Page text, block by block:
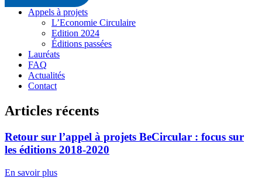
Appels à projets
L’Economie Circulaire
Edition 2024
Éditions passées
Lauréats
FAQ
Actualités
Contact
Articles récents
Retour sur l’appel à projets BeCircular : focus sur
les éditions 2018-2020
En savoir plus